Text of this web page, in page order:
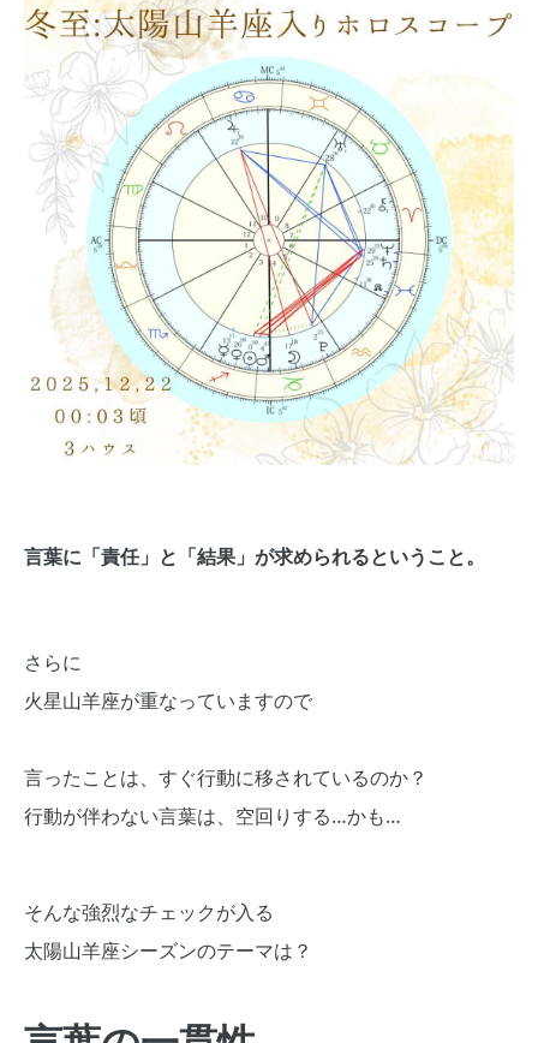
言葉に「責任」と「結果」が求められるということ。
さらに
火星山羊座が重なっていますので
言ったことは、すぐ行動に移されているのか？
行動が伴わない言葉は、空回りする…かも…
そんな強烈なチェックが入る
太陽山羊座シーズンのテーマは？